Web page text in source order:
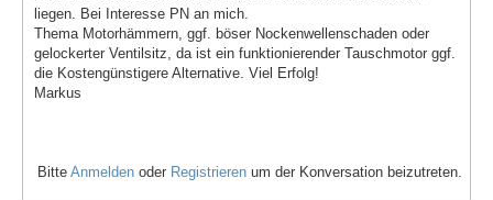
liegen. Bei Interesse PN an mich.
Thema Motorhämmern, ggf. böser Nockenwellenschaden oder
gelockerter Ventilsitz, da ist ein funktionierender Tauschmotor ggf.
die Kostengünstigere Alternative. Viel Erfolg!
Markus
Bitte Anmelden oder Registrieren um der Konversation beizutreten.